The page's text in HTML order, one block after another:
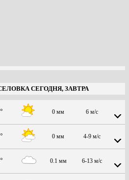
СЕГОДНЯ, ЗАВТРА
0 мм 6 м/с
0 мм 4-9 м/с
0.1 мм 6-13 м/с